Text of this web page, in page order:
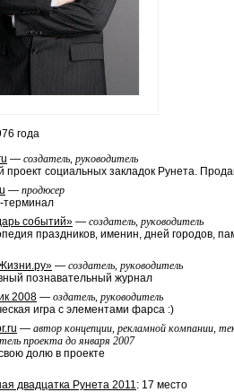
года
— создатель, руководитель
проект социальных закладок Рунета.
— продюсер
терминал
событий» — создатель, руководитель
праздников, именин, дней городов,
— создатель, руководитель
познавательный журнал
2008 — оздатель, руководитель
игра с элементами фарса :)
— автор концепции, рекламной компании,
проекта до января 2007
долю в проекте
двадцатка Рунета 2011: 17 место